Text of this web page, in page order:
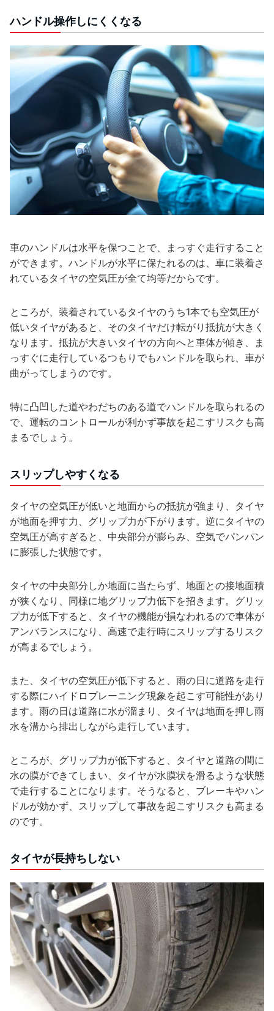
ハンドル操作しにくくなる
車のハンドルは水平を保つことで、まっすぐ走行すること
ができます。ハンドルが水平に保たれるのは、車に装着さ
れているタイヤの空気圧が全て均等だからです。
ところが、装着されているタイヤのうち1本でも空気圧が
低いタイヤがあると、そのタイヤだけ転がり抵抗が大きく
なります。抵抗が大きいタイヤの方向へと車体が傾き、ま
っすぐに走行しているつもりでもハンドルを取られ、車が
曲がってしまうのです。
特に凸凹した道やわだちのある道でハンドルを取られるの
で、運転のコントロールが利かず事故を起こすリスクも高
まるでしょう。
スリップしやすくなる
タイヤの空気圧が低いと地面からの抵抗が強まり、タイヤ
が地面を押す力、グリップ力が下がります。逆にタイヤの
空気圧が高すぎると、中央部分が膨らみ、空気でパンパン
に膨張した状態です。
タイヤの中央部分しか地面に当たらず、地面との接地面積
が狭くなり、同様に地グリップ力低下を招きます。グリッ
プ力が低下すると、タイヤの機能が損なわれるので車体が
アンバランスになり、高速で走行時にスリップするリスク
が高まるでしょう。
また、タイヤの空気圧が低下すると、雨の日に道路を走行
する際にハイドロプレーニング現象を起こす可能性があり
ます。雨の日は道路に水が溜まり、タイヤは地面を押し雨
水を溝から排出しながら走行しています。
ところが、グリップ力が低下すると、タイヤと道路の間に
水の膜ができてしまい、タイヤが水膜状を滑るような状態
で走行することになります。そうなると、ブレーキやハン
ドルが効かず、スリップして事故を起こすリスクも高まる
のです。
タイヤが長持ちしない